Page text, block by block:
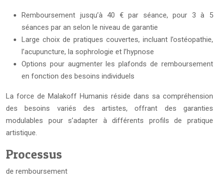
Remboursement jusqu’à 40 € par séance, pour 3 à 5
séances par an selon le niveau de garantie
Large choix de pratiques couvertes, incluant l’ostéopathie,
l’acupuncture, la sophrologie et l’hypnose
Options pour augmenter les plafonds de remboursement
en fonction des besoins individuels
La force de Malakoff Humanis réside dans sa compréhension
des besoins variés des artistes, offrant des garanties
modulables pour s’adapter à différents profils de pratique
artistique.
Processus
de remboursement